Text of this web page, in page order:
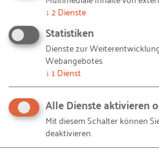
Ihre Vorteile
↓ 2Dienste
Statistiken
Dienste zur
Webangebotes
↓ 1 Dienst
Alle Dienste aktivieren
Mit diesem Schalter können
deaktivieren.